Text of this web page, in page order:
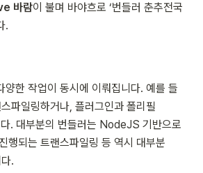
바람이 불며 바야흐로 ‘번들러 춘추전국
.
양한 작업이 동시에 이뤄집니다. 예를 들
파일링하거나, 플러그인과 폴리필
. 대부분의 번들러는 NodeJS 기반으로
행되는 트랜스파일링 등 역시 대부분
.